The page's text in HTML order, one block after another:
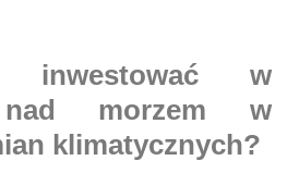
inwestować w
nad morzem w
klimatycznych?